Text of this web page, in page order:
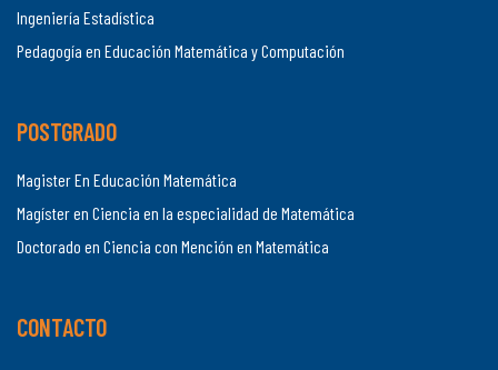
Ingeniería Estadística
Pedagogía en Educación Matemática y Computación
POSTGRADO
Magister En Educación Matemática
Magíster en Ciencia en la especialidad de Matemática
Doctorado en Ciencia con Mención en Matemática
CONTACTO